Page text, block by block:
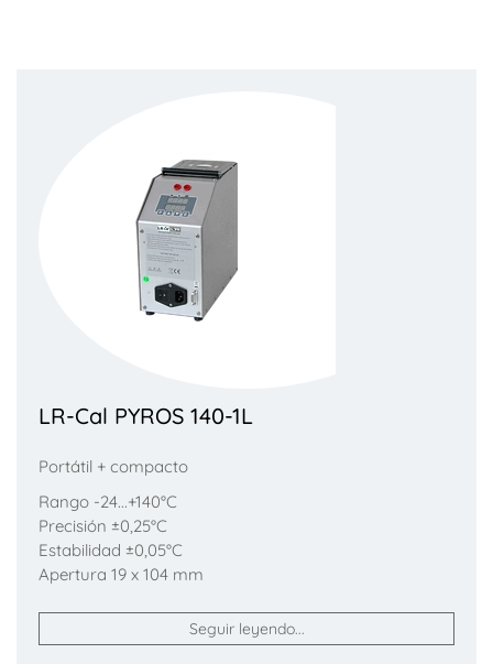
LR-Cal PYROS 140-1L
Portátil + compacto
Rango -24...+140°C
Precisión ±0,25°C
Estabilidad ±0,05°C
Apertura 19 x 104 mm
Seguir leyendo...